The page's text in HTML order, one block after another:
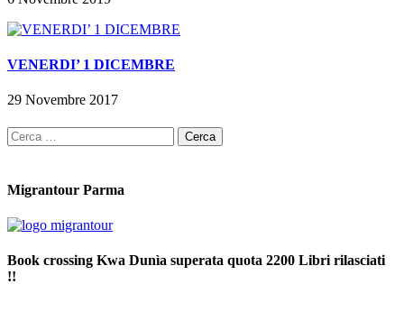
VENERDI’ 1 DICEMBRE
29 Novembre 2017
Ricerca
per:
Migrantour Parma
Book crossing Kwa Dunìa superata quota 2200 Libri rilasciati
!!